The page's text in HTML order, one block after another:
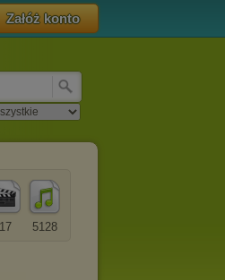
Załóż konto
5128
17